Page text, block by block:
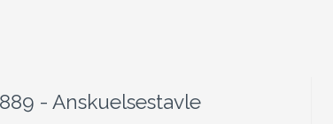
- Anskuelsestavle